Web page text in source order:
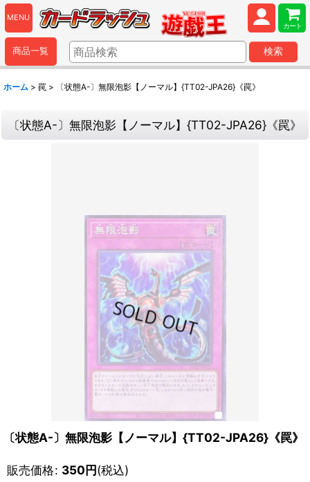
MENU
カート
商品一覧 検索
ホーム > 罠 > 〔状態A-〕無限泡影【ノーマル】{TT02-JPA26}《罠》
〔状態A-〕無限泡影【ノーマル】{TT02-JPA26}《罠》
〔状態A-〕無限泡影【ノーマル】{TT02-JPA26}《罠》
販売価格: 350円(税込)